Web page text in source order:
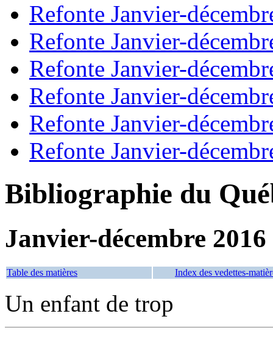
Refonte Janvier-
Refonte Janvier-
Refonte Janvier-
Refonte Janvier-
Refonte Janvier-
Refonte Janvier-
Bibliographie du
Janvier-décembre 2016
Table des matières Index des vedettes-
Un enfant de trop